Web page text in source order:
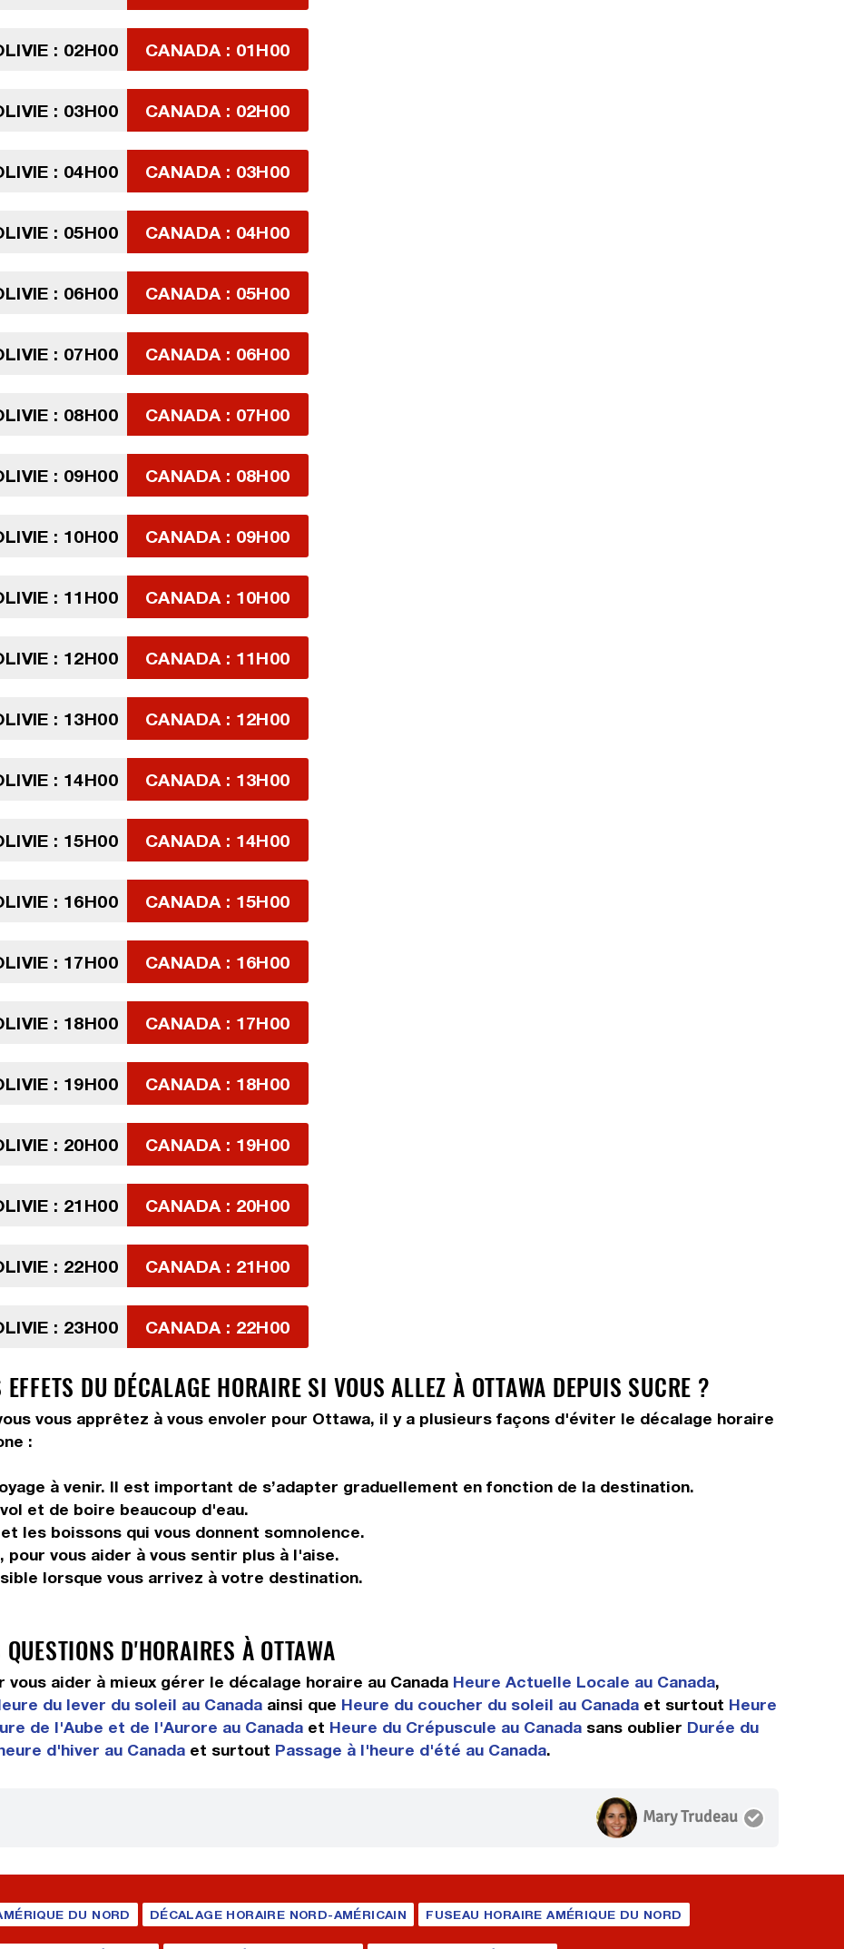
: 02H00 CANADA : 01H00
: 03H00 CANADA : 02H00
: 04H00 CANADA : 03H00
: 05H00 CANADA : 04H00
: 06H00 CANADA : 05H00
: 07H00 CANADA : 06H00
: 08H00 CANADA : 07H00
: 09H00 CANADA : 08H00
: 10H00 CANADA : 09H00
: 11H00 CANADA : 10H00
: 12H00 CANADA : 11H00
: 13H00 CANADA : 12H00
: 14H00 CANADA : 13H00
: 15H00 CANADA : 14H00
: 16H00 CANADA : 15H00
: 17H00 CANADA : 16H00
: 18H00 CANADA : 17H00
: 19H00 CANADA : 18H00
: 20H00 CANADA : 19H00
: 21H00 CANADA : 20H00
: 22H00 CANADA : 21H00
: 23H00 CANADA : 22H00
DU DÉCALAGE HORAIRE SI VOUS ALLEZ À OTTAWA DEPUIS SUCRE ?
vous apprêtez à vous envoler pour Ottawa, il y a plusieurs façons d'éviter le décalage horaire
:
à venir. Il est important de s’adapter graduellement en fonction de la destination.
et de boire beaucoup d'eau.
les boissons qui vous donnent somnolence.
vous aider à vous sentir plus à l'aise.
lorsque vous arrivez à votre destination.
D'HORAIRES À OTTAWA
vous aider à mieux gérer le décalage horaire au Canada Heure Actuelle Locale au Canada,
du lever du soleil au Canada ainsi que Heure du coucher du soleil au Canada et surtout Heure
de l'Aube et de l'Aurore au Canada et Heure du Crépuscule au Canada sans oublier Durée du
d'hiver au Canada et surtout Passage à l'heure d'été au Canada.
Mary Trudeau
DU NORD DÉCALAGE HORAIRE NORD-AMÉRICAIN FUSEAU HORAIRE AMÉRIQUE DU NORD